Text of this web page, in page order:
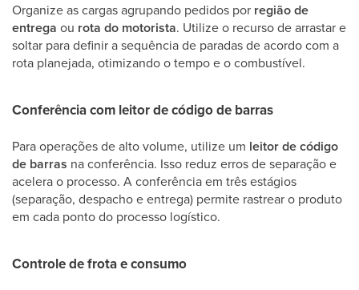
Organize as cargas agrupando pedidos por região de
entrega ou rota do motorista. Utilize o recurso de arrastar e
soltar para definir a sequência de paradas de acordo com a
rota planejada, otimizando o tempo e o combustível.
Conferência com leitor de código de barras
Para operações de alto volume, utilize um leitor de código
de barras na conferência. Isso reduz erros de separação e
acelera o processo. A conferência em três estágios
(separação, despacho e entrega) permite rastrear o produto
em cada ponto do processo logístico.
Controle de frota e consumo